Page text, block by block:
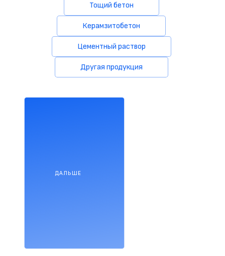
Тощий бетон
Керамзитобетон
Цементный раствор
Другая продукция
ДАЛЬШЕ